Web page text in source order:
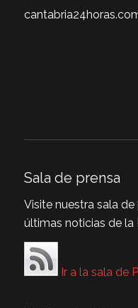
Sala de prensa
Visite nuestra sala
últimas noticias de la
Ir a la sala de